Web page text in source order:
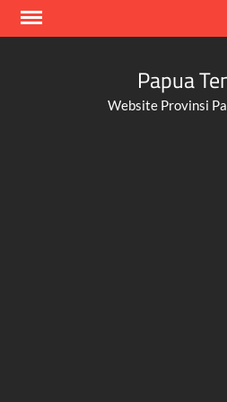
Skip
Papua
Website Provinsi